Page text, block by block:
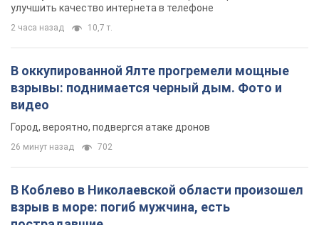
26 минут назад 702
В Коблево в Николаевской области произошел
взрыв в море: погиб мужчина, есть
пострадавшие
Мужчина, вероятно, подорвался на морской мине
час назад 2,2 т.